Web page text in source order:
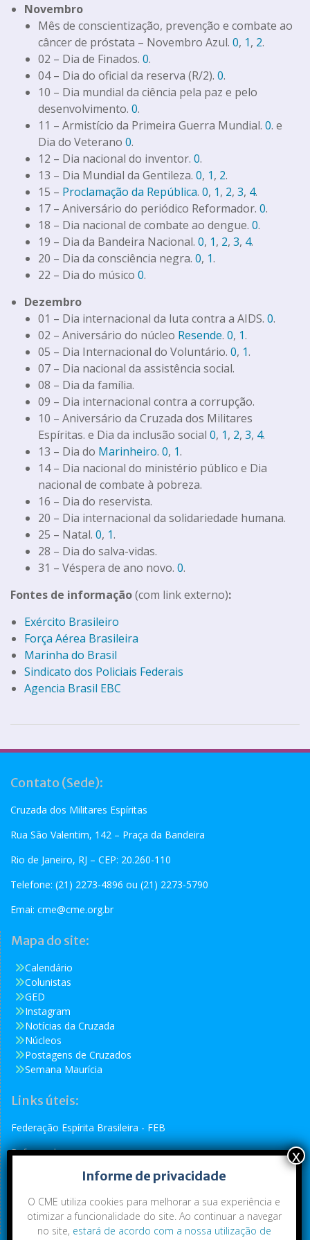
Novembro
Mês de conscientização, prevenção e combate ao
câncer de próstata – Novembro Azul. 0, 1, 2.
02 – Dia de Finados. 0.
04 – Dia do oficial da reserva (R/2). 0.
10 – Dia mundial da ciência pela paz e pelo
desenvolvimento. 0.
11 – Armistício da Primeira Guerra Mundial. 0. e
Dia do Veterano 0.
12 – Dia nacional do inventor. 0.
13 – Dia Mundial da Gentileza. 0, 1, 2.
15 – Proclamação da República. 0, 1, 2, 3, 4.
17 – Aniversário do periódico Reformador. 0.
18 – Dia nacional de combate ao dengue. 0.
19 – Dia da Bandeira Nacional. 0, 1, 2, 3, 4.
20 – Dia da consciência negra. 0, 1.
22 – Dia do músico 0.
Dezembro
01 – Dia internacional da luta contra a AIDS. 0.
02 – Aniversário do núcleo Resende. 0, 1.
05 – Dia Internacional do Voluntário. 0, 1.
07 – Dia nacional da assistência social.
08 – Dia da família.
09 – Dia internacional contra a corrupção.
10 – Aniversário da Cruzada dos Militares
Espíritas. e Dia da inclusão social 0, 1, 2, 3, 4.
13 – Dia do Marinheiro. 0, 1.
14 – Dia nacional do ministério público e Dia
nacional de combate à pobreza.
16 – Dia do reservista.
20 – Dia internacional da solidariedade humana.
25 – Natal. 0, 1.
28 – Dia do salva-vidas.
31 – Véspera de ano novo. 0.
Fontes de informação(com link externo):
Exército Brasileiro
Força Aérea Brasileira
Marinha do Brasil
Sindicato dos Policiais Federais
Agencia Brasil EBC
Contato (Sede):
Cruzada dos Militares Espíritas
Rua São Valentim, 142 – Praça da Bandeira
Rio de Janeiro, RJ – CEP: 20.260-110
Telefone: (21) 2273-4896 ou (21) 2273-5790
Emai: cme@cme.org.br
Mapa do site:
Calendário
Colunistas
GED
Instagram
Notícias da Cruzada
Núcleos
Postagens de Cruzados
Semana Maurícia
Links úteis:
Federação Espírita Brasileira - FEB
Reformador
Conselho Espírita Internacional - CEI
Informe de privacidade
O CME utiliza cookies para melhorar a sua experiência e
otimizar a funcionalidade do site. Ao continuar a navegar
no site, estará de acordo com a nossa utilização de